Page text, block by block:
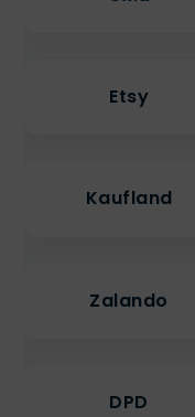
Etsy
Kaufland
Zalando
DPD